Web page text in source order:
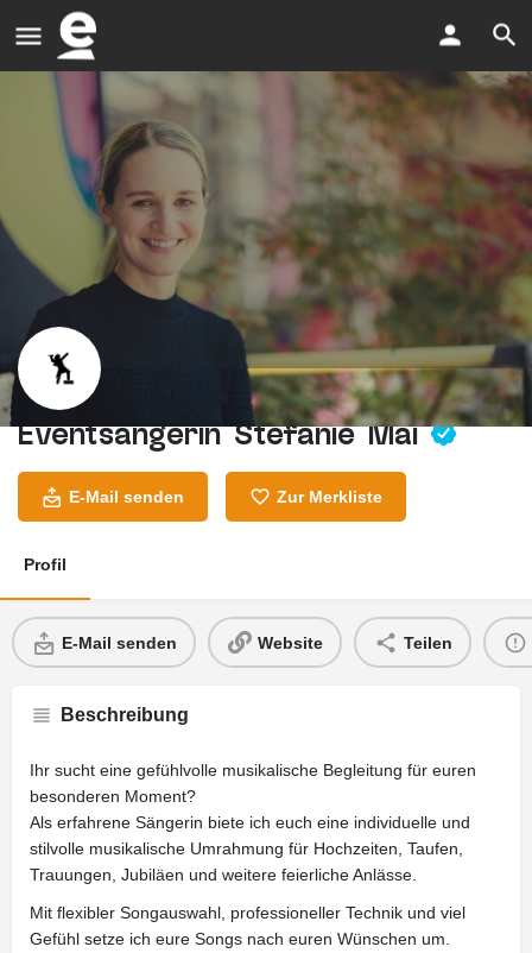
Eventsängerin Stefanie Mai
E-Mail senden Zur Merkliste
Profil
E-Mail senden Website Teilen
Beschreibung
Ihr sucht eine gefühlvolle musikalische Begleitung für euren
besonderen Moment?
Als erfahrene Sängerin biete ich euch eine individuelle und
stilvolle musikalische Umrahmung für Hochzeiten, Taufen,
Trauungen, Jubiläen und weitere feierliche Anlässe.
Mit flexibler Songauswahl, professioneller Technik und viel
Gefühl setze ich eure Songs nach euren Wünschen um.